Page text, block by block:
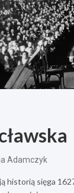
Adamczyk
historią sięga